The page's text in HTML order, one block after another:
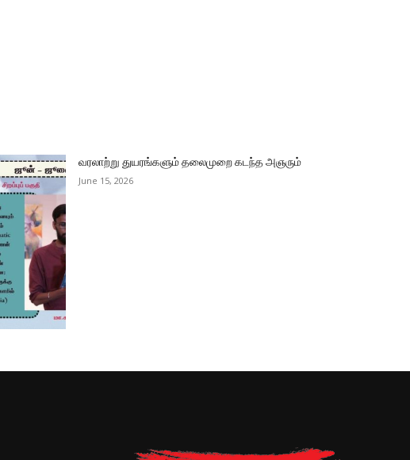
வரலாற்று துயரங்களும் தலைமுறை கடந்த அஞரும்
June 15, 2026